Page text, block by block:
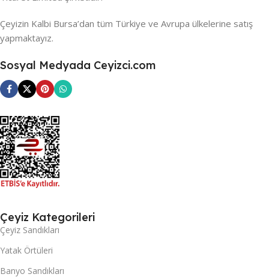
Çeyizin Kalbi Bursa’dan tüm Türkiye ve Avrupa ülkelerine satış
yapmaktayız.
Sosyal Medyada Ceyizci.com
Çeyiz Kategorileri
Çeyiz Sandıkları
Yatak Örtüleri
Banyo Sandıkları